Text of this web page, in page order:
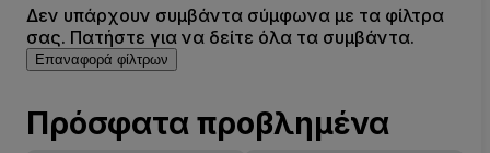
Δεν υπάρχουν συμβάντα σύμφωνα με τα φίλτρα
σας. Πατήστε για να δείτε όλα τα συμβάντα.
Επαναφορά φίλτρων
Πρόσφατα προβλημένα